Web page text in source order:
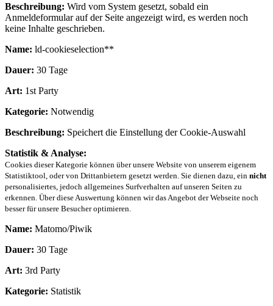
Beschreibung: Wird vom System gesetzt, sobald ein
Anmeldeformular auf der Seite angezeigt wird, es werden noch
keine Inhalte geschrieben.
Name: ld-cookieselection**
Dauer: 30 Tage
Art: 1st Party
Kategorie: Notwendig
Beschreibung: Speichert die Einstellung der Cookie-Auswahl
Statistik & Analyse:
Cookies dieser Kategorie können über unsere Website von unserem eigenem
Statistiktool, oder von Drittanbietern gesetzt werden. Sie dienen dazu, ein nicht
personalisiertes, jedoch allgemeines Surfverhalten auf unseren Seiten zu
erkennen. Über diese Auswertung können wir das Angebot der Webseite noch
besser für unsere Besucher optimieren.
Name: Matomo/Piwik
Dauer: 30 Tage
Art: 3rd Party
Kategorie: Statistik